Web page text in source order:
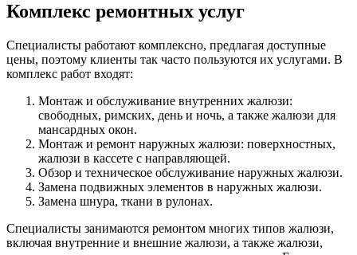
Комплекс ремонтных услуг
Специалисты работают комплексно, предлагая доступные
цены, поэтому клиенты так часто пользуются их услугами. В
комплекс работ входят:
Монтаж и обслуживание внутренних жалюзи:
свободных, римских, день и ночь, а также жалюзи для
мансардных окон.
Монтаж и ремонт наружных жалюзи: поверхностных,
жалюзи в кассете с направляющей.
Обзор и техническое обслуживание наружных жалюзи.
Замена подвижных элементов в наружных жалюзи.
Замена шнура, ткани в рулонах.
Специалисты занимаются ремонтом многих типов жалюзи,
включая внутренние и внешние жалюзи, а также жалюзи,